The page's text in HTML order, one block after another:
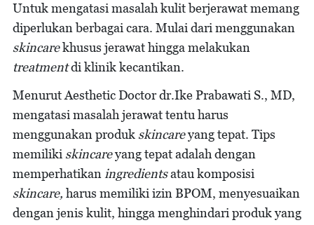
Untuk mengatasi masalah kulit berjerawat memang
diperlukan berbagai cara. Mulai dari menggunakan
skincarekhusus jerawat hingga melakukan
treatmentdi klinik kecantikan.
Menurut Aesthetic Doctor dr.Ike Prabawati S., MD,
mengatasi masalah jerawat tentu harus
menggunakan produk skincareyang tepat. Tips
memiliki skincareyang tepat adalah dengan
memperhatikan ingredientsatau komposisi
skincare, harus memiliki izin BPOM, menyesuaikan
dengan jenis kulit, hingga menghindari produk yang